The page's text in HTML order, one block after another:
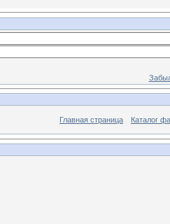
Главная страница Каталог